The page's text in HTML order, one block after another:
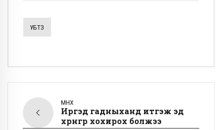
УБТЗ
ӨМНӨХ
Иргэд гадныханд итгэж эд
хөрөнгөөрөө хохирох болжээ